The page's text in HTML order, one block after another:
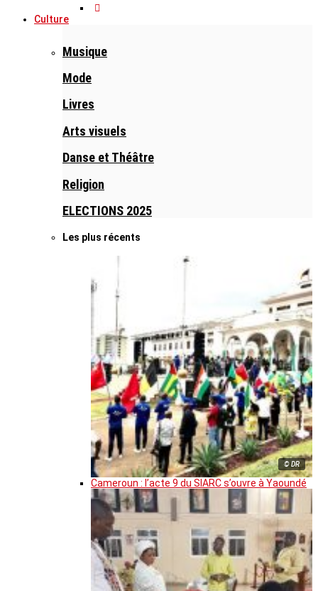
Culture
Musique
Mode
Livres
Arts visuels
Danse et Théâtre
Religion
ELECTIONS 2025
Les plus récents
© DR
Cameroun : l’acte 9 du SIARC s’ouvre à Yaoundé